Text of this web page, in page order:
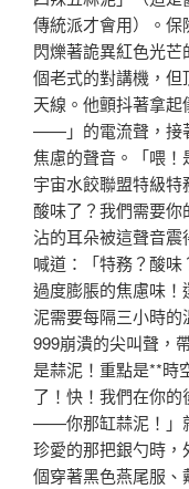
傳統派才會用）。
閃爍著詭異紅色光
個老式的對講機，
天線。他顫抖著拿
——」的電流聲，接
焦慮的聲音。「喂！
宇宙水餃聯盟特級
酸味了？我們需要
沾的耳朵被這聲音
喊道：「特務？酸
過度膨脹的焦慮味
泥需要每隔三小時
999崩潰的尖叫聲，
是蒜泥！重點是**時
了！快！我們在你
——你那缸蒜泥！」
珍愛的那把銀勺時
個穿著黑色燕尾服